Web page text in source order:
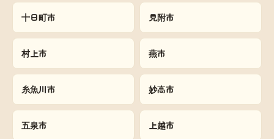
十日町市 見附市
村上市 燕市
糸魚川市 妙高市
五泉市 上越市